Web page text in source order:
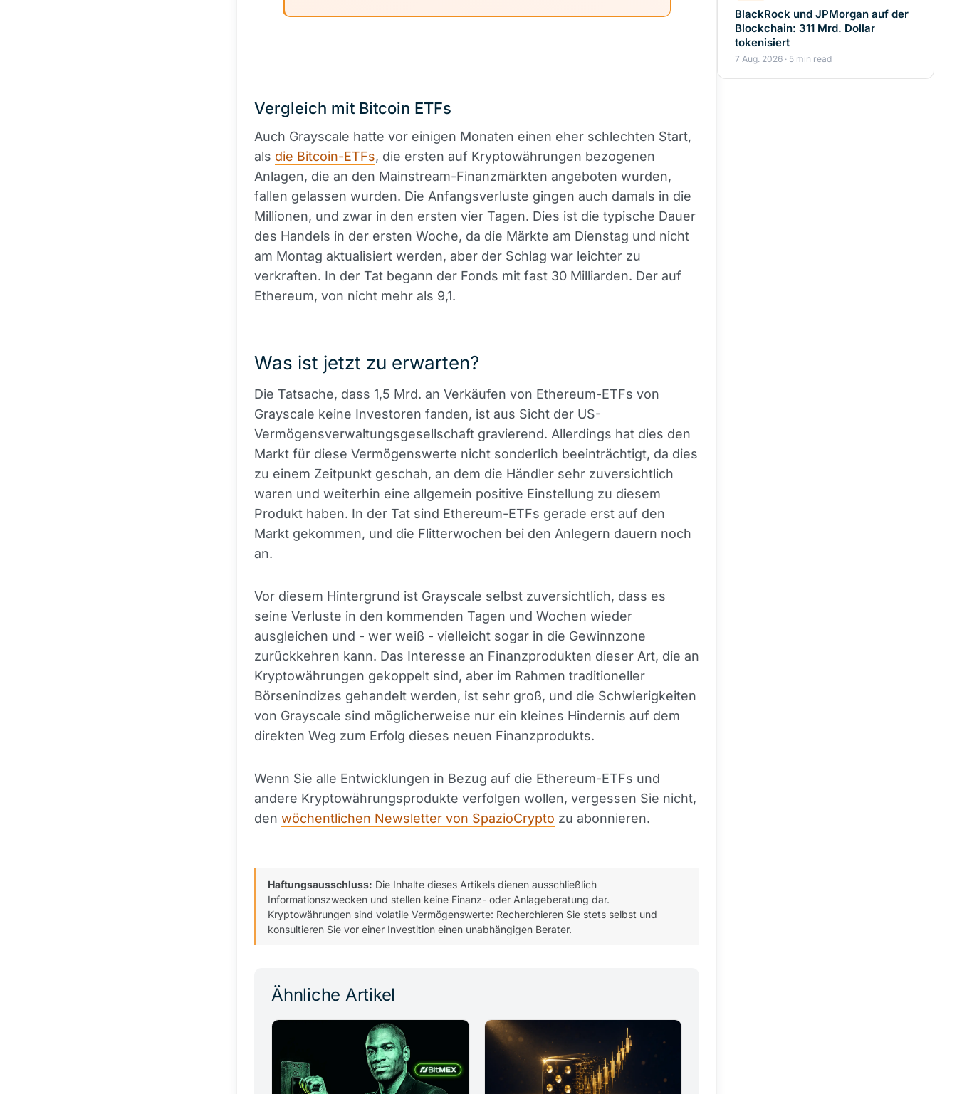
Vergleich mit Bitcoin ETFs
Auch Grayscale hatte vor einigen Monaten einen eher schlechten Start,
als die Bitcoin-ETFs, die ersten auf Kryptowährungen bezogenen
Anlagen, die an den Mainstream-Finanzmärkten angeboten wurden,
fallen gelassen wurden. Die Anfangsverluste gingen auch damals in die
Millionen, und zwar in den ersten vier Tagen. Dies ist die typische Dauer
des Handels in der ersten Woche, da die Märkte am Dienstag und nicht
am Montag aktualisiert werden, aber der Schlag war leichter zu
verkraften. In der Tat begann der Fonds mit fast 30 Milliarden. Der auf
Ethereum, von nicht mehr als 9,1.
Was ist jetzt zu erwarten?
Die Tatsache, dass 1,5 Mrd. an Verkäufen von Ethereum-ETFs von
Grayscale keine Investoren fanden, ist aus Sicht der US-
Vermögensverwaltungsgesellschaft gravierend. Allerdings hat dies den
Markt für diese Vermögenswerte nicht sonderlich beeinträchtigt, da dies
zu einem Zeitpunkt geschah, an dem die Händler sehr zuversichtlich
waren und weiterhin eine allgemein positive Einstellung zu diesem
Produkt haben. In der Tat sind Ethereum-ETFs gerade erst auf den
Markt gekommen, und die Flitterwochen bei den Anlegern dauern noch
an.
Vor diesem Hintergrund ist Grayscale selbst zuversichtlich, dass es
seine Verluste in den kommenden Tagen und Wochen wieder
ausgleichen und - wer weiß - vielleicht sogar in die Gewinnzone
zurückkehren kann. Das Interesse an Finanzprodukten dieser Art, die an
Kryptowährungen gekoppelt sind, aber im Rahmen traditioneller
Börsenindizes gehandelt werden, ist sehr groß, und die Schwierigkeiten
von Grayscale sind möglicherweise nur ein kleines Hindernis auf dem
direkten Weg zum Erfolg dieses neuen Finanzprodukts.
Wenn Sie alle Entwicklungen in Bezug auf die Ethereum-ETFs und
andere Kryptowährungsprodukte verfolgen wollen, vergessen Sie nicht,
den wöchentlichen Newsletter von SpazioCrypto zu abonnieren.
Haftungsausschluss: Die Inhalte dieses Artikels dienen ausschließlich
Informationszwecken und stellen keine Finanz- oder Anlageberatung dar.
Kryptowährungen sind volatile Vermögenswerte: Recherchieren Sie stets selbst und
konsultieren Sie vor einer Investition einen unabhängigen Berater.
Ähnliche Artikel
BlackRock und JPMorgan auf der
Blockchain: 311 Mrd. Dollar
tokenisiert
7 Aug. 2026 · 5 min read